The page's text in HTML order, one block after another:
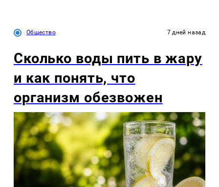
Общество 7 дней назад
Сколько воды пить в жару
и как понять, что
организм обезвожен